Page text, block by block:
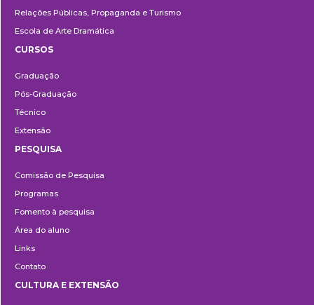
Relações Públicas, Propaganda e Turismo
Escola de Arte Dramática
CURSOS
Graduação
Pós-Graduação
Técnico
Extensão
PESQUISA
Comissão de Pesquisa
Programas
Fomento à pesquisa
Área do aluno
Links
Contato
CULTURA E EXTENSÃO